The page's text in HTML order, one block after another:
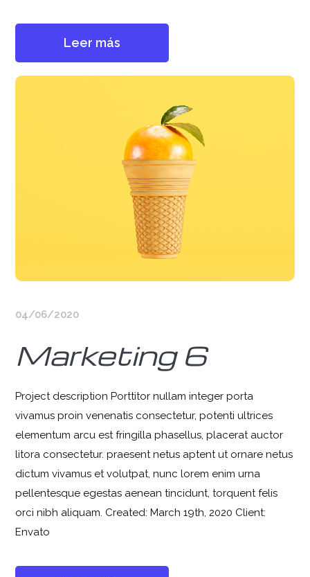
Leer más
04/06/2020
Marketing 6
Project description Porttitor nullam integer porta
vivamus proin venenatis consectetur, potenti ultrices
elementum arcu est fringilla phasellus, placerat auctor
litora consectetur. praesent netus aptent ut ornare netus
dictum vivamus et volutpat, nunc lorem enim urna
pellentesque egestas aenean tincidunt, torquent felis
orci nibh aliquam. Created: March 19th, 2020 Client:
Envato